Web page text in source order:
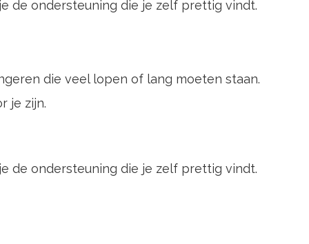
de ondersteuning die je zelf prettig vindt.
die veel lopen of lang moeten staan.
je zijn.
de ondersteuning die je zelf prettig vindt.